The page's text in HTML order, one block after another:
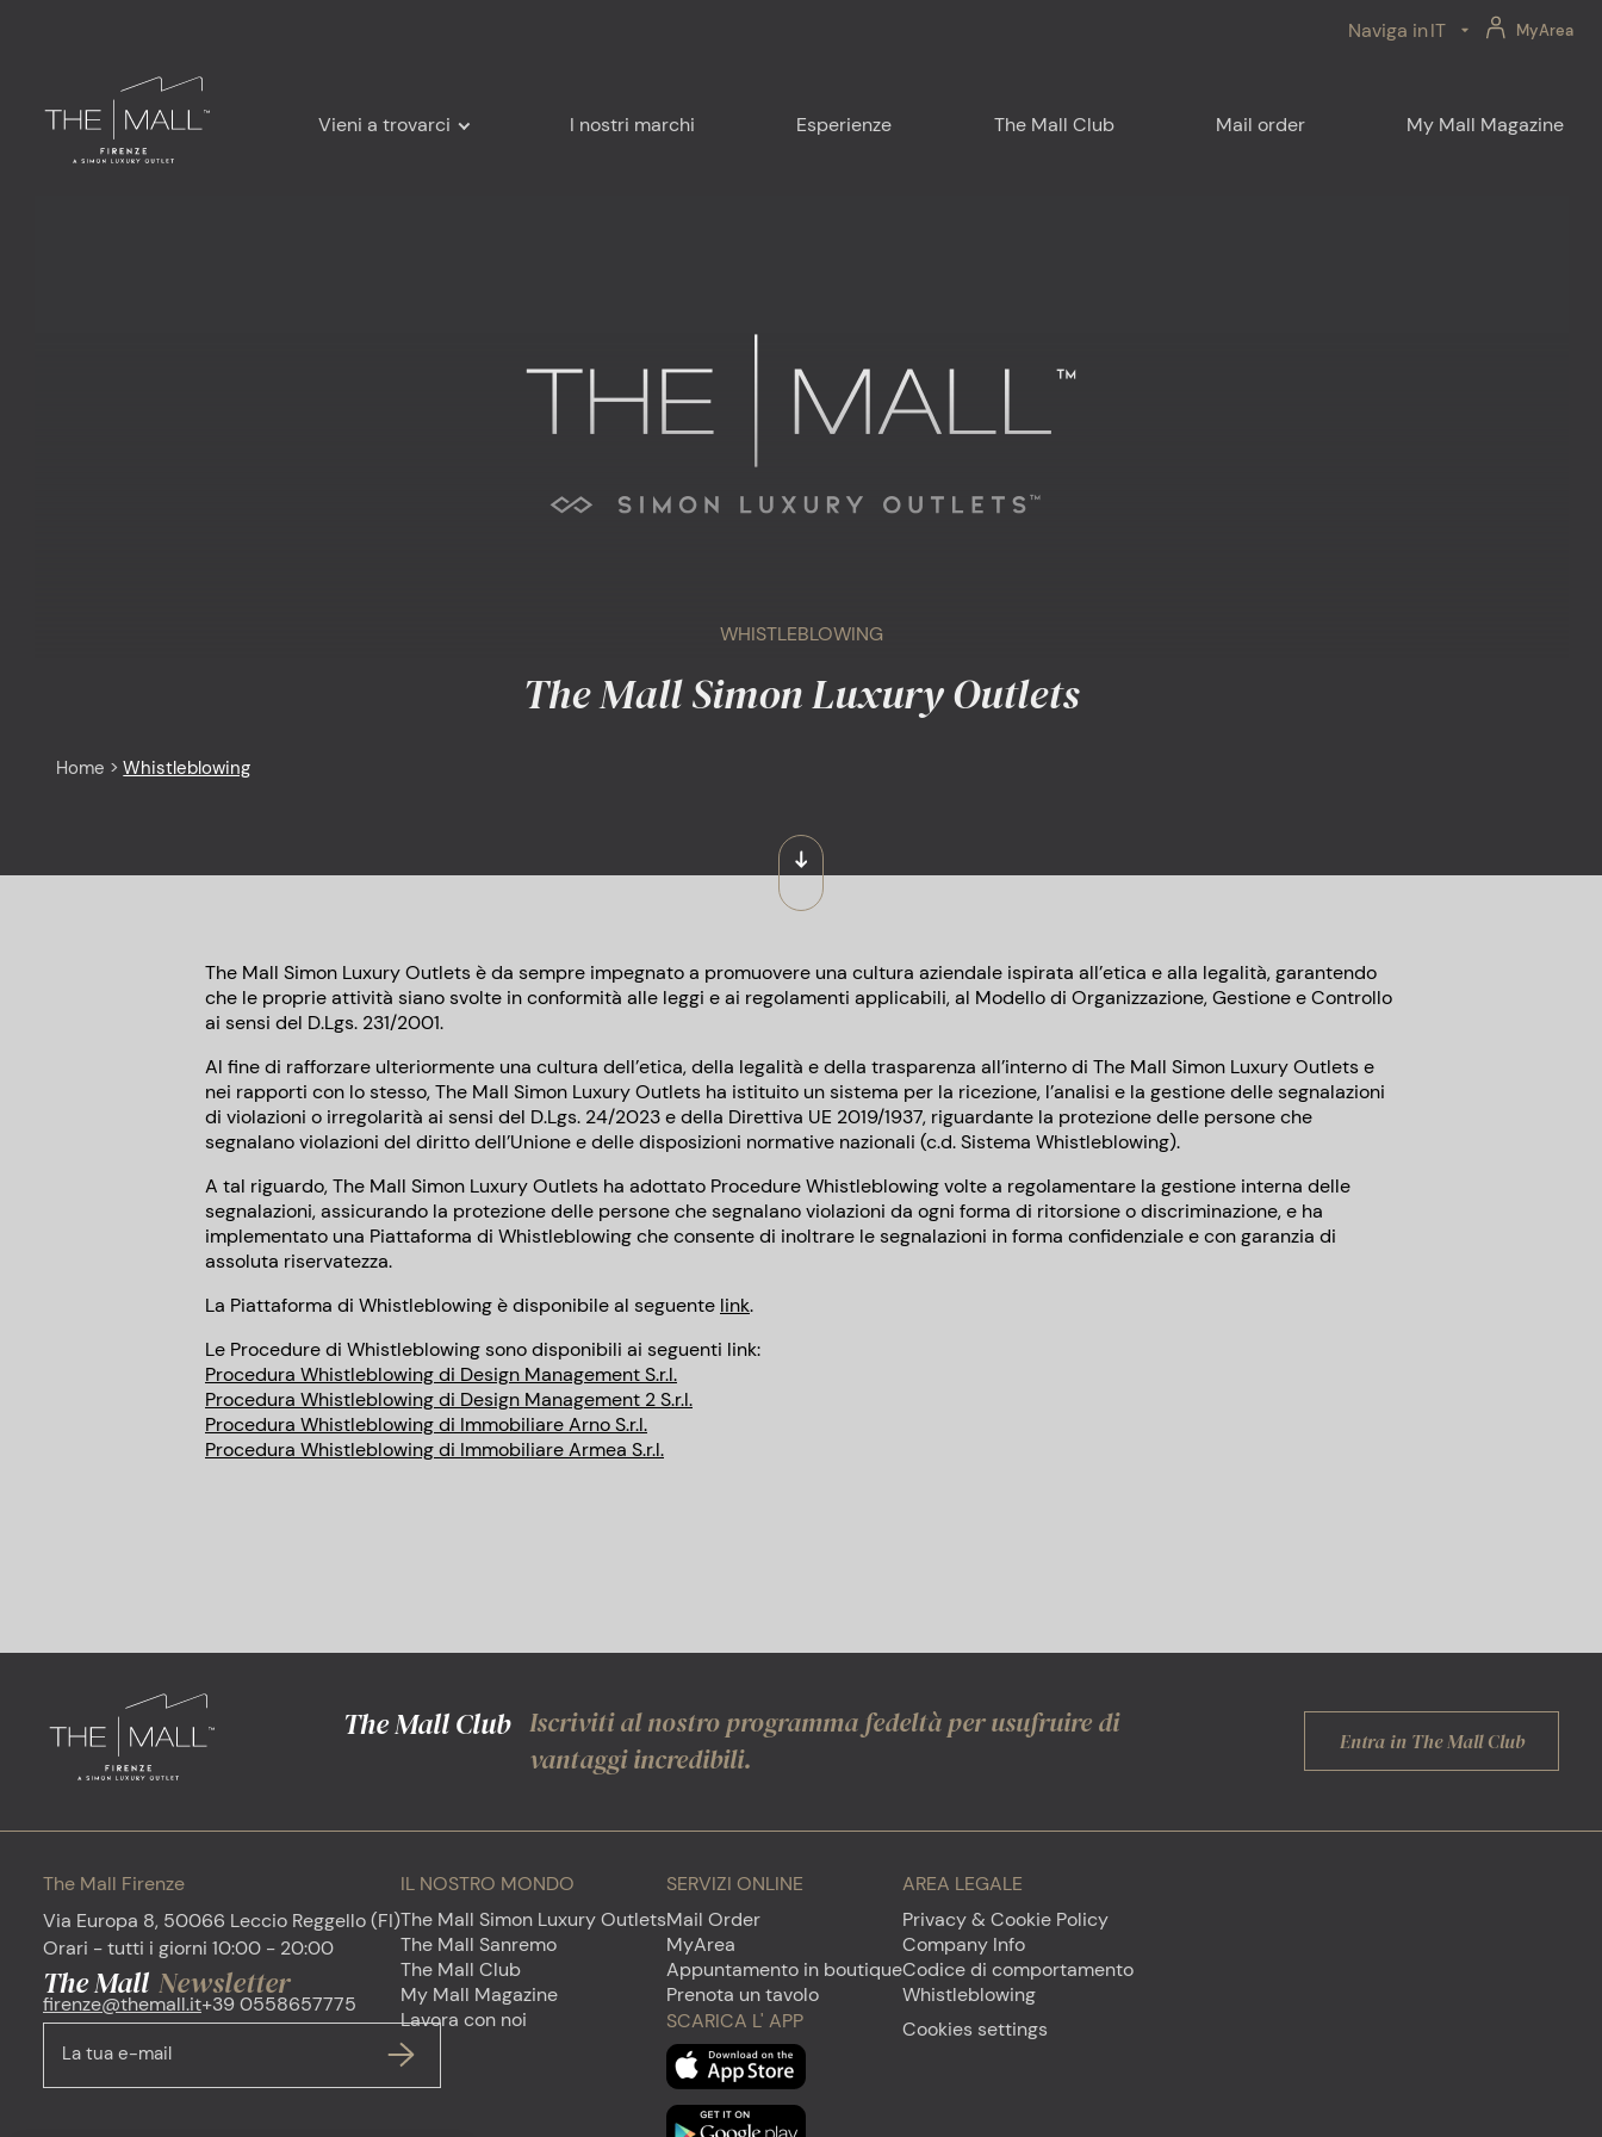
Naviga inIT MyArea
Vieni a trovarci
Intorno a noi
Food & Drink
I nostri marchi Esperienze The Mall Club Mail order My Mall Magazine
WHISTLEBLOWING
The Mall Simon Luxury Outlets
Home > Whistleblowing
The Mall Simon Luxury Outlets è da sempre impegnato a promuovere una cultura aziendale ispirata all’etica e alla legalità, garantendo
che le proprie attività siano svolte in conformità alle leggi e ai regolamenti applicabili, al Modello di Organizzazione, Gestione e Controllo
ai sensi del D.Lgs. 231/2001.
Al fine di rafforzare ulteriormente una cultura dell’etica, della legalità e della trasparenza all’interno di The Mall Simon Luxury Outlets e
nei rapporti con lo stesso, The Mall Simon Luxury Outlets ha istituito un sistema per la ricezione, l’analisi e la gestione delle segnalazioni
di violazioni o irregolarità ai sensi del D.Lgs. 24/2023 e della Direttiva UE 2019/1937, riguardante la protezione delle persone che
segnalano violazioni del diritto dell’Unione e delle disposizioni normative nazionali (c.d. Sistema Whistleblowing).
A tal riguardo, The Mall Simon Luxury Outlets ha adottato Procedure Whistleblowing volte a regolamentare la gestione interna delle
segnalazioni, assicurando la protezione delle persone che segnalano violazioni da ogni forma di ritorsione o discriminazione, e ha
implementato una Piattaforma di Whistleblowing che consente di inoltrare le segnalazioni in forma confidenziale e con garanzia di
assoluta riservatezza.
La Piattaforma di Whistleblowing è disponibile al seguente link.
Le Procedure di Whistleblowing sono disponibili ai seguenti link:
Procedura Whistleblowing di Design Management S.r.l.
Procedura Whistleblowing di Design Management 2 S.r.l.
Procedura Whistleblowing di Immobiliare Arno S.r.l.
Procedura Whistleblowing di Immobiliare Armea S.r.l.
The Mall Club Iscriviti al nostro programma fedeltà per usufruire di
vantaggi incredibili.
Entra in The Mall Club
The Mall Firenze
Via Europa 8, 50066 Leccio Reggello (FI)
Orari - tutti i giorni 10:00 - 20:00
firenze@themall.it+39 0558657775
IL NOSTRO MONDO
The Mall Simon Luxury Outlets
The Mall Sanremo
The Mall Club
My Mall Magazine
Lavora con noi
SERVIZI ONLINE
Mail Order
MyArea
Appuntamento in boutique
Prenota un tavolo
SCARICA L' APP
AREA LEGALE
Privacy & Cookie Policy
Company Info
Codice di comportamento
Whistleblowing
Cookies settings
The Mall Newsletter
La tua e-mail